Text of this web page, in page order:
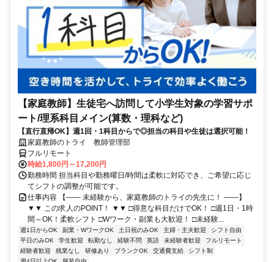
【家庭教師】生徒宅へ訪問して小学生対象の学習サポ
ート/理系科目メイン(算数・理科など)
【直行直帰OK】週1回・1科目からで◎担当の科目や生徒は選択可能！
家庭教師のトライ 教師管理部
フルリモート
時給1,800円～17,200円
勤務時間 担当科目や勤務曜日/時間は柔軟に対応でき、ご希望に応じ
てシフトの調整が可能です。
仕事内容 【―― 未経験から、家庭教師のトライの先生に！ ――】
▼▼ この求人のPOINT！ ▼▼ □得意な科目だけでOK！ □週1日・1時
間～OK！柔軟シフト □Wワーク・副業も大歓迎！ □未経験...
週1日からOK 副業・WワークOK 土日祝のみOK 主婦・主夫歓迎
シフト自由
平日のみOK
学生歓迎 転勤なし 経験不問 英語 未経験者歓迎
フルリモート
経験者歓迎
残業なし 研修あり ブランクOK 交通費支給
シフト制